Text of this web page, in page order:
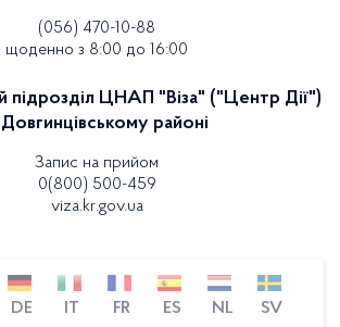
(056) 470-10-88
щоденно з 8:00 до 16:00
підрозділ ЦНАП "Віза" ("Центр Дії")
районі
Запис на прийом
0(800) 500-459
viza.kr.gov.ua
DE IT FR ES NL SV